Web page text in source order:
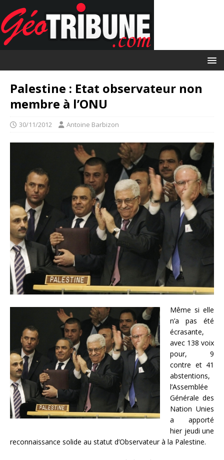
Palestine : Etat observateur non
membre à l’ONU
30/11/2012 Antoine Barbizon
Même si elle
n’a pas été
écrasante,
avec 138 voix
pour, 9
contre et 41
abstentions,
l’Assemblée
Générale des
Nation Unies
a apporté
hier jeudi une
reconnaissance solide au statut d’Observateur à la Palestine.